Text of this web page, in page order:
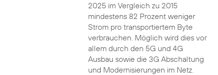
2025 im Vergleich zu 2015
mindestens 82 Prozent weniger
Strom pro transportiertem Byte
verbrauchen. Möglich wird dies vor
allem durch den 5G und 4G
Ausbau sowie die 3G Abschaltung
und Modernisierungen im Netz.